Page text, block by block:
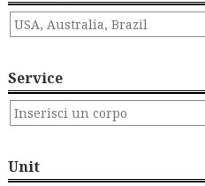
Service
Unit